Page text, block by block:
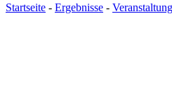
Startseite - Ergebnisse -